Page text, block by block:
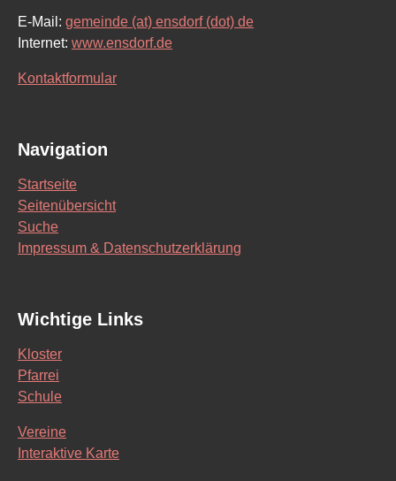
E-Mail: gemeinde (at) ensdorf (dot) de
Internet: www.ensdorf.de
Kontaktformular
Navigation
Startseite
Seitenübersicht
Suche
Impressum & Datenschutzerklärung
Wichtige Links
Kloster
Pfarrei
Schule
Vereine
Interaktive Karte